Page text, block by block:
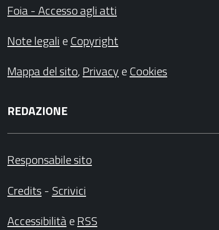
Foia - Accesso agli atti
Note legalieCopyright
Mappa del sito,PrivacyeCookies
REDAZIONE
Responsabile sito
Credits- Scrivici
AccessibilitàeRSS